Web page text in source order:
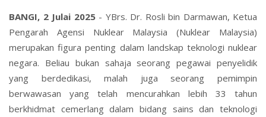
BANGI, 2 Julai 2025- YBrs. Dr. Rosli bin Darmawan, Ketua
Pengarah Agensi Nuklear Malaysia (Nuklear Malaysia)
merupakan figura penting dalam landskap teknologi nuklear
negara. Beliau bukan sahaja seorang pegawai penyelidik
yang berdedikasi, malah juga seorang pemimpin
berwawasan yang telah mencurahkan lebih 33 tahun
berkhidmat cemerlang dalam bidang sains dan teknologi